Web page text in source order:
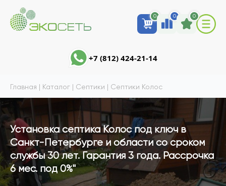
0 0 0
+7 (812) 424-21-14
Главная | Каталог | Септики | Септики Колос
Установка септика Колос под ключ в
Санкт-Петербурге и области со сроком
службы 30 лет. Гарантия 3 года. Рассрочка
6 мес. под 0%"